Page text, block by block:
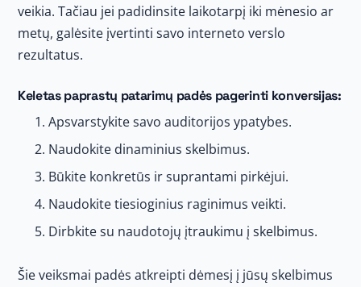
veikia. Tačiau jei padidinsite laikotarpį iki mėnesio ar
metų, galėsite įvertinti savo interneto verslo
rezultatus.
Keletas paprastų patarimų padės pagerinti konversijas:
Apsvarstykite savo auditorijos ypatybes.
Naudokite dinaminius skelbimus.
Būkite konkretūs ir suprantami pirkėjui.
Naudokite tiesioginius raginimus veikti.
Dirbkite su naudotojų įtraukimu į skelbimus.
Šie veiksmai padės atkreipti dėmesį į jūsų skelbimus